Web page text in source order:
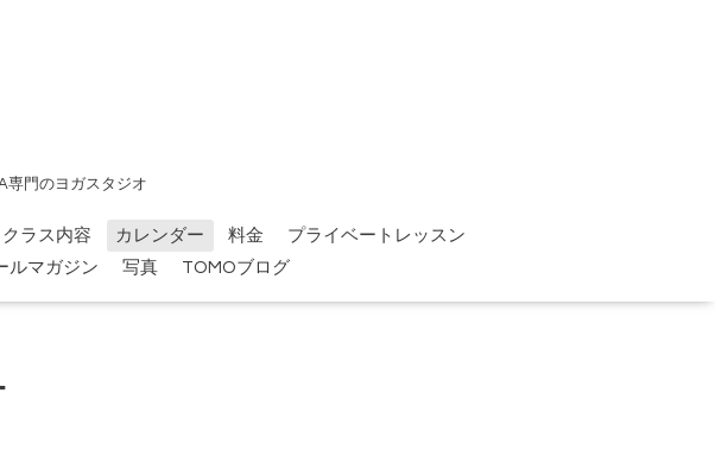
専門のヨガスタジオ
クラス内容 カレンダー 料金
プライベートレッスン
ルマガジン 写真 TOMOブログ